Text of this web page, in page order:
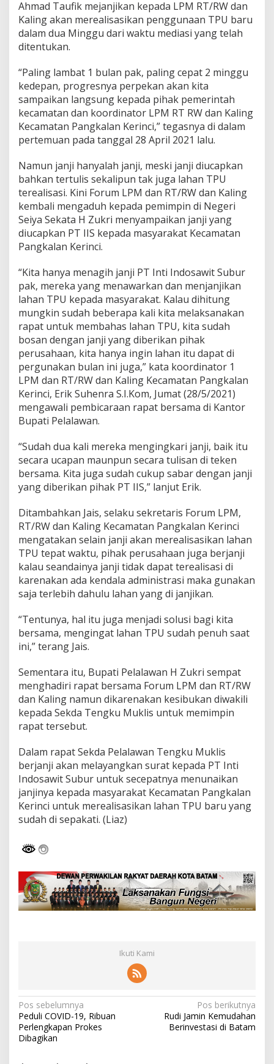
Ahmad Taufik mejanjikan kepada LPM RT/RW dan
Kaling akan merealisasikan penggunaan TPU baru
dalam dua Minggu dari waktu mediasi yang telah
ditentukan.
“Paling lambat 1 bulan pak, paling cepat 2 minggu
kedepan, progresnya perpekan akan kita
sampaikan langsung kepada pihak pemerintah
kecamatan dan koordinator LPM RT RW dan Kaling
Kecamatan Pangkalan Kerinci,” tegasnya di dalam
pertemuan pada tanggal 28 April 2021 lalu.
Namun janji hanyalah janji, meski janji diucapkan
bahkan tertulis sekalipun tak juga lahan TPU
terealisasi. Kini Forum LPM dan RT/RW dan Kaling
kembali mengaduh kepada pemimpin di Negeri
Seiya Sekata H Zukri menyampaikan janji yang
diucapkan PT IIS kepada masyarakat Kecamatan
Pangkalan Kerinci.
“Kita hanya menagih janji PT Inti Indosawit Subur
pak, mereka yang menawarkan dan menjanjikan
lahan TPU kepada masyarakat. Kalau dihitung
mungkin sudah beberapa kali kita melaksanakan
rapat untuk membahas lahan TPU, kita sudah
bosan dengan janji yang diberikan pihak
perusahaan, kita hanya ingin lahan itu dapat di
pergunakan bulan ini juga,” kata koordinator 1
LPM dan RT/RW dan Kaling Kecamatan Pangkalan
Kerinci, Erik Suhenra S.I.Kom, Jumat (28/5/2021)
mengawali pembicaraan rapat bersama di Kantor
Bupati Pelalawan.
“Sudah dua kali mereka mengingkari janji, baik itu
secara ucapan maunpun secara tulisan di teken
bersama. Kita juga sudah cukup sabar dengan janji
yang diberikan pihak PT IIS,” lanjut Erik.
Ditambahkan Jais, selaku sekretaris Forum LPM,
RT/RW dan Kaling Kecamatan Pangkalan Kerinci
mengatakan selain janji akan merealisasikan lahan
TPU tepat waktu, pihak perusahaan juga berjanji
kalau seandainya janji tidak dapat terealisasi di
karenakan ada kendala administrasi maka gunakan
saja terlebih dahulu lahan yang di janjikan.
“Tentunya, hal itu juga menjadi solusi bagi kita
bersama, mengingat lahan TPU sudah penuh saat
ini,” terang Jais.
Sementara itu, Bupati Pelalawan H Zukri sempat
menghadiri rapat bersama Forum LPM dan RT/RW
dan Kaling namun dikarenakan kesibukan diwakili
kepada Sekda Tengku Muklis untuk memimpin
rapat tersebut.
Dalam rapat Sekda Pelalawan Tengku Muklis
berjanji akan melayangkan surat kepada PT Inti
Indosawit Subur untuk secepatnya menunaikan
janjinya kepada masyarakat Kecamatan Pangkalan
Kerinci untuk merealisasikan lahan TPU baru yang
sudah di sepakati. (Liaz)
Ikuti Kami
N
a
v
i
Pos sebelumnya
Peduli COVID-19, Ribuan
Perlengkapan Prokes
Dibagikan
Pos berikutnya
Rudi Jamin Kemudahan
Berinvestasi di Batam